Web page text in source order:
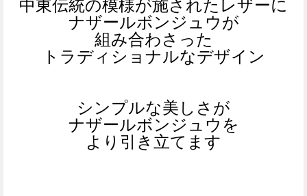
中東伝統の模様が施されたレザーに
ナザールボンジュウが
組み合わさった
トラディショナルなデザイン
シンプルな美しさが
ナザールボンジュウを
より引き立てます